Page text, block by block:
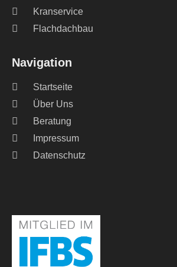
Navigation
Startseite
Über Uns
Beratung
Impressum
Datenschutz
Kranservice
Flachdachbau